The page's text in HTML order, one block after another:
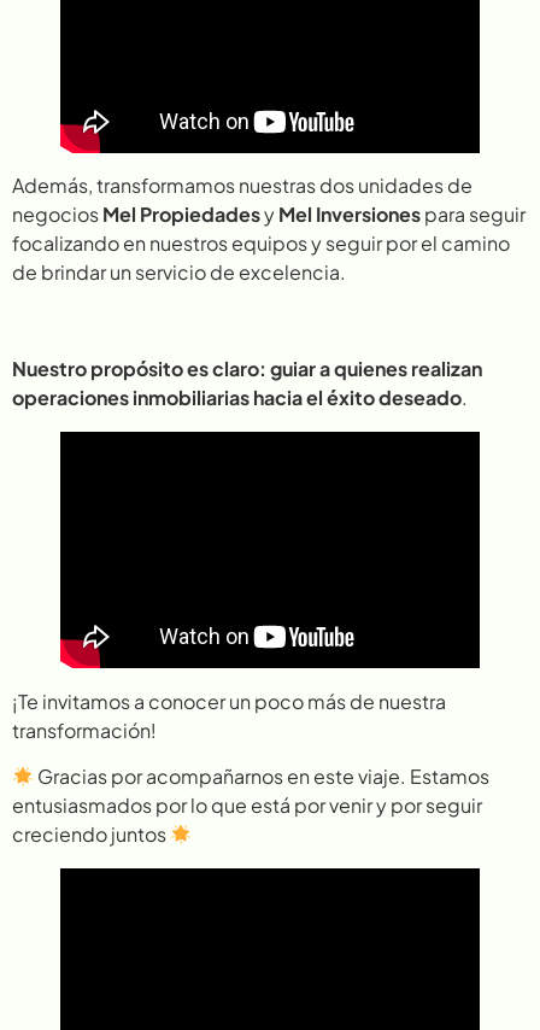
Además, transformamos nuestras dos unidades de
negociosMel PropiedadesyMel Inversionespara seguir
focalizando en nuestros equipos y seguir por el camino
de brindar un servicio de excelencia.
Nuestro propósito es claro: guiar a quienes realizan
operaciones inmobiliarias hacia el éxito deseado.
¡Te invitamos a conocer un poco más de nuestra
transformación!
Gracias por acompañarnos en este viaje. Estamos
entusiasmados por lo que está por venir y por seguir
creciendo juntos